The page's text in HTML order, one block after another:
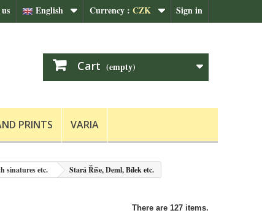
Sign in
Currency : CZK
English
Cart (empty)
PRINTS VARIA
sinatures etc. Stará Říše, Deml, Bílek etc.
There are 127 items.